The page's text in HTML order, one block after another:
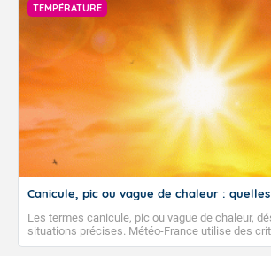
TEMPÉRATURE
Canicule, pic ou vague de chaleur :
Les termes canicule, pic ou vague de chaleur,
situations précises. Météo-France utilise des
climatologiques pour évaluer et qualifier les